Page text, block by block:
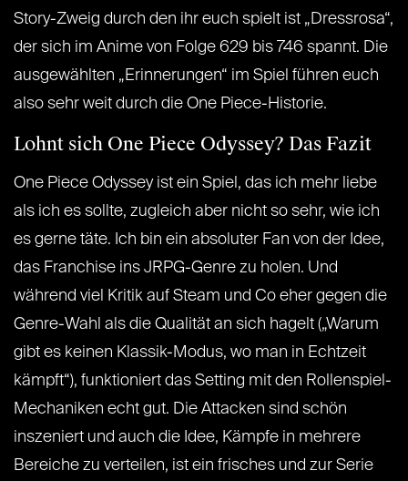
Story-Zweig durch den ihr euch spielt ist „Dressrosa“,
der sich im Anime von Folge 629 bis 746 spannt. Die
ausgewählten „Erinnerungen“ im Spiel führen euch
also sehr weit durch die One Piece-Historie.
Lohnt sich One Piece Odyssey? Das Fazit
One Piece Odyssey ist ein Spiel, das ich mehr liebe
als ich es sollte, zugleich aber nicht so sehr, wie ich
es gerne täte. Ich bin ein absoluter Fan von der Idee,
das Franchise ins JRPG-Genre zu holen. Und
während viel Kritik auf Steam und Co eher gegen die
Genre-Wahl als die Qualität an sich hagelt („Warum
gibt es keinen Klassik-Modus, wo man in Echtzeit
kämpft“), funktioniert das Setting mit den Rollenspiel-
Mechaniken echt gut. Die Attacken sind schön
inszeniert und auch die Idee, Kämpfe in mehrere
Bereiche zu verteilen, ist ein frisches und zur Serie